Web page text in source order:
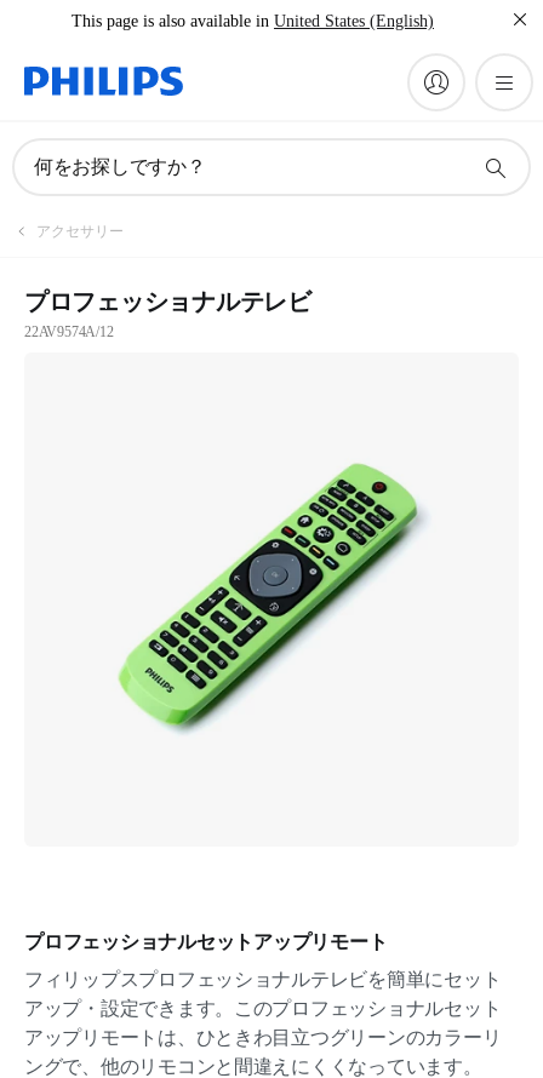
This page is also available in United States (English)
何をお探しですか？
アクセサリー
プロフェッショナルテレビ
22AV9574A/12
プロフェッショナルセットアップリモート
フィリップスプロフェッショナルテレビを簡単にセット
アップ・設定できます。このプロフェッショナルセット
アップリモートは、ひときわ目立つグリーンのカラーリ
ングで、他のリモコンと間違えにくくなっています。